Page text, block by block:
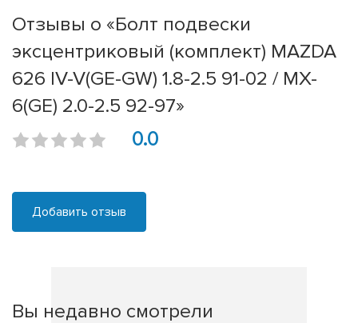
Отзывы о «Болт подвески
эксцентриковый (комплект) MAZDA
626 IV-V(GE-GW) 1.8-2.5 91-02 / MX-
6(GE) 2.0-2.5 92-97»
0.0
Добавить отзыв
Вы недавно смотрели